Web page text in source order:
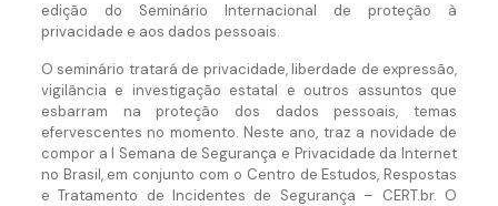
edição do Seminário Internacional de proteção à
privacidade e aos dados pessoais.
O seminário tratará de privacidade, liberdade de expressão,
vigilância e investigação estatal e outros assuntos que
esbarram na proteção dos dados pessoais, temas
efervescentes no momento. Neste ano, traz a novidade de
compor a I Semana de Segurança e Privacidade da Internet
no Brasil, em conjunto com o Centro de Estudos, Respostas
e Tratamento de Incidentes de Segurança – CERT.br. O